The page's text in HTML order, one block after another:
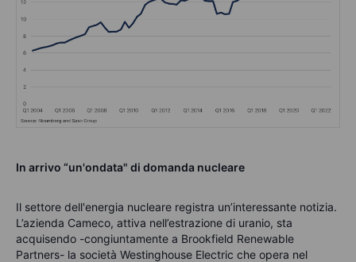
In arrivo “un'ondata" di domanda nucleare
Il settore dell'energia nucleare registra un’interessante notizia.
L’azienda Cameco, attiva nell’estrazione di uranio, sta
acquisendo -congiuntamente a Brookfield Renewable
Partners- la società Westinghouse Electric che opera nel